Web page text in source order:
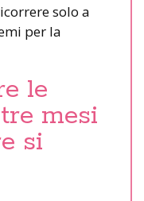
solo a
per la
le
mesi
si